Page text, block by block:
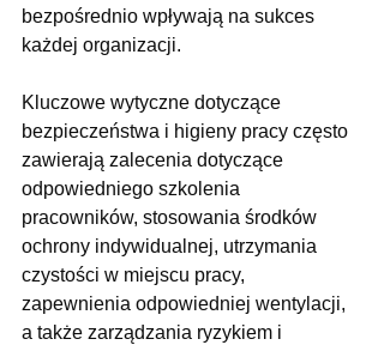
bezpośrednio wpływają na sukces
każdej organizacji.
Kluczowe wytyczne dotyczące
bezpieczeństwa i higieny pracy często
zawierają zalecenia dotyczące
odpowiedniego szkolenia
pracowników, stosowania środków
ochrony indywidualnej, utrzymania
czystości w miejscu pracy,
zapewnienia odpowiedniej wentylacji,
a także zarządzania ryzykiem i